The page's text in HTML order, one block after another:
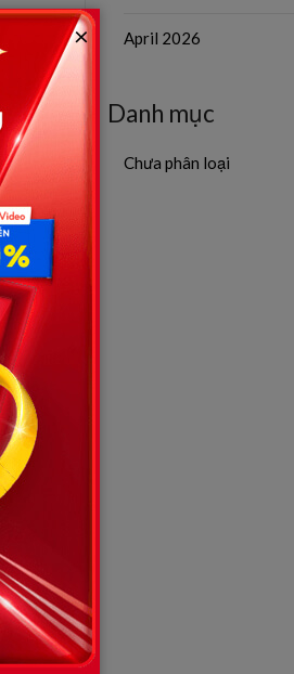
April 2026
Danh mục
Chưa phân loại
×